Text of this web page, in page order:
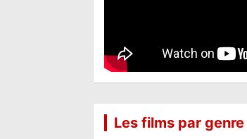
Les films par genre